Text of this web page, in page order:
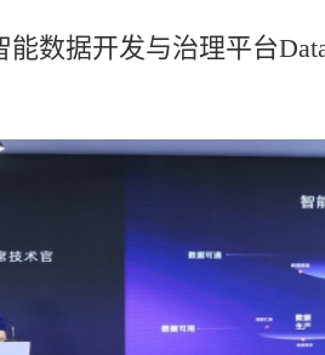
能数据开发与治理平台